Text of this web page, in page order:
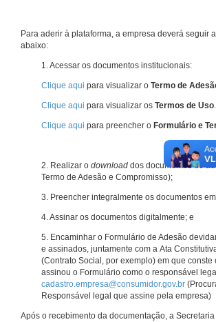
Para aderir à plataforma, a empresa deverá seguir
abaixo:
1. Acessar os documentos institucionais:
Clique aqui para visualizar o Termo de
Clique aqui para visualizar os Termos de Uso.
Clique aqui para preencher o Formulário e
2. Realizar o download dos documentos de
Termo de Adesão e Compromisso);
3. Preencher integralmente os documentos
4. Assinar os documentos digitalmente; e
5. Encaminhar o Formulário de Adesão
e assinados, juntamente com a Ata
(Contrato Social, por exemplo) em que conste
assinou o Formulário como o responsável
cadastro.empresa@consumidor.gov.br
Responsável legal que assine pela empresa)
Após o recebimento da documentação, a